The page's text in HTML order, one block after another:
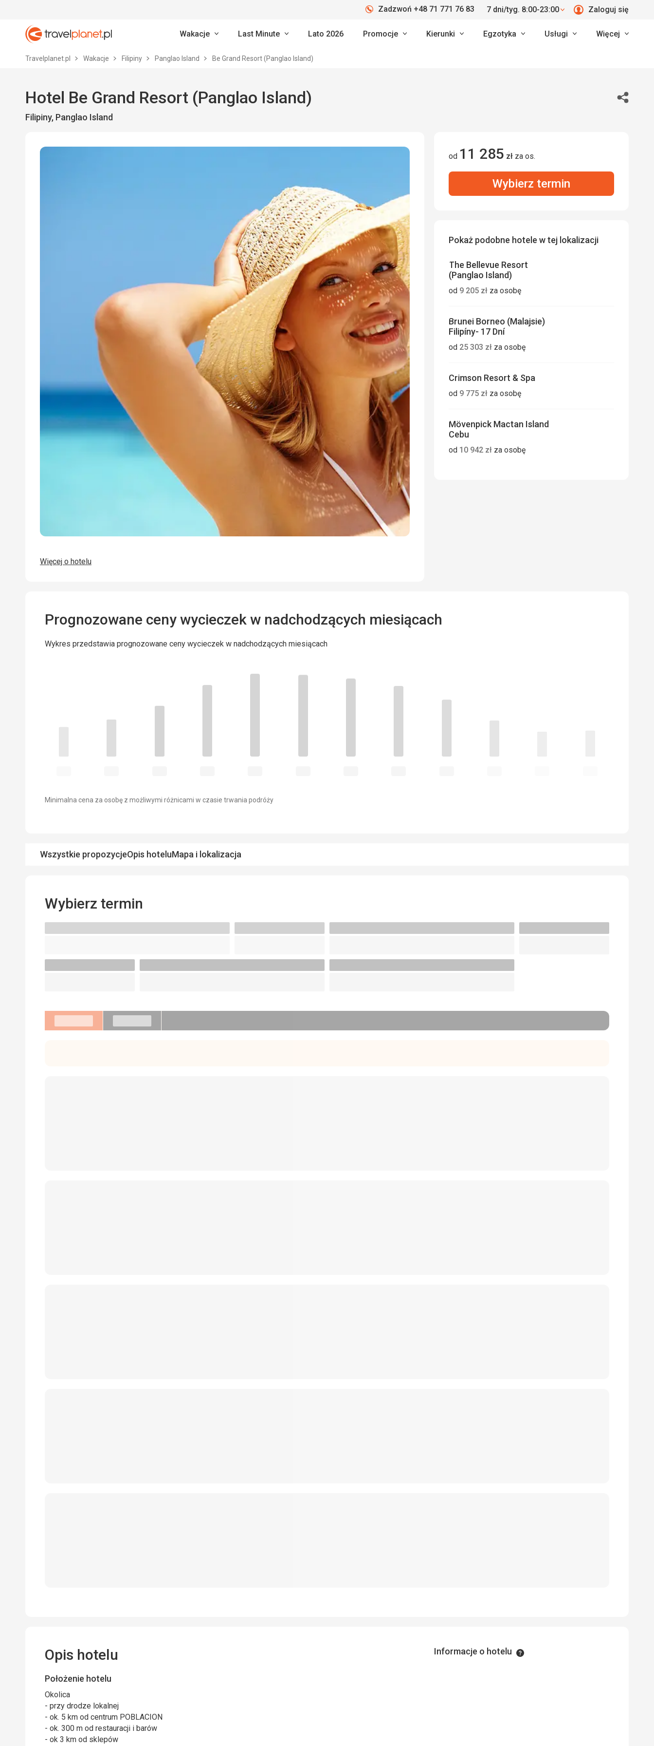
Travelplanet.pl
Zadzwoń +48 71 771 76 83 7 dni/tyg. 8:00-23:00 Zaloguj się
Wakacje Last Minute Lato 2026 Promocje Kierunki Egzotyka Usługi Więcej
Travelplanet.pl Wakacje Filipiny Panglao Island Be Grand Resort (Panglao Island)
Hotel Be Grand Resort (Panglao Island)
Filipiny, Panglao Island
Więcej o hotelu
od 11 285 zł za os.
Wybierz termin
Pokaż podobne hotele w tej lokalizacji
The Bellevue Resort
(Panglao Island)
od 9 205 zł za osobę
Brunei Borneo (Malajsie)
Filipíny- 17 Dní
od 25 303 zł za osobę
Crimson Resort & Spa
od 9 775 zł za osobę
Mövenpick Mactan Island
Cebu
od 10 942 zł za osobę
Prognozowane ceny wycieczek w nadchodzących miesiącach
Wykres przedstawia prognozowane ceny wycieczek w nadchodzących miesiącach
Minimalna cena za osobę z możliwymi różnicami w czasie trwania podróży
Wszystkie propozycjeOpis hoteluMapa i lokalizacja
Wybierz termin
Opis hotelu
Położenie hotelu
Okolica
- przy drodze lokalnej
- ok. 5 km od centrum POBLACION
- ok. 300 m od restauracji i barów
- ok 3 km od sklepów
Informacje o hotelu Informacje